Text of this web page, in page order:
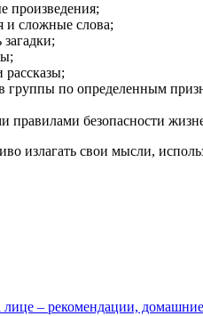
произведения;
и сложные слова;
загадки;
рассказы;
группы по определенным
правилами безопасности
излагать свои мысли,
– рекомендации,